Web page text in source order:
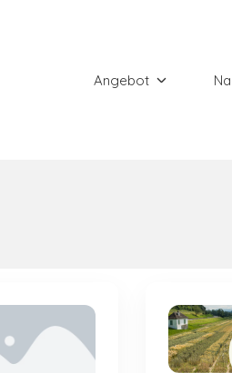
Angebot